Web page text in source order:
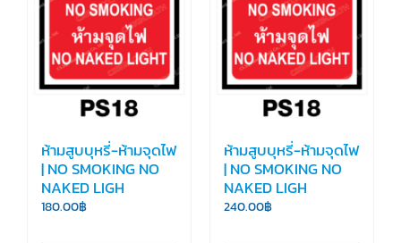
ห้ามสูบบุหรี่-ห้ามจุดไฟ
| NO SMOKING NO
NAKED LIGH
180.00฿
ห้ามสูบบุหรี่-ห้ามจุดไฟ
| NO SMOKING NO
NAKED LIGH
240.00฿